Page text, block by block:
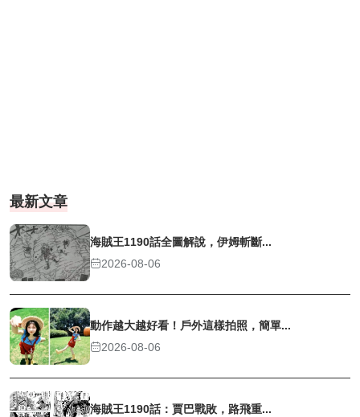
最新文章
海賊王1190話全圖解說，伊姆斬斷...
2026-08-06
動作越大越好看！戶外這樣拍照，簡單...
2026-08-06
海賊王1190話：賈巴戰敗，路飛重...